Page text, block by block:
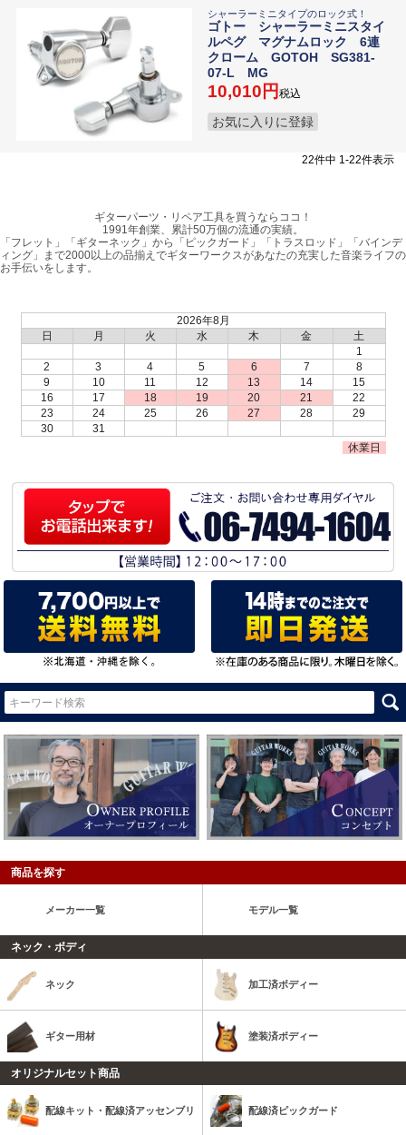
シャーラーミニタイプのロック式！
ゴトー シャーラーミニスタイ
ルペグ マグナムロック 6連
クローム GOTOH SG381-
07-L MG
10,010 税込
お気に入りに登録
22件中 1-22件表示
ギターパーツ・リペア工具を買うならココ！
1991年創業、累計50万個の流通の実績。
「フレット」「ギターネック」から「ピックガード」「トラスロッド」「バインデ
ィング」まで2000以上の品揃えでギターワークスがあなたの充実した音楽ライフの
お手伝いをします。
2026年8月
日
月 火 水 木 金
土
1
2
3 4 5 6 7
8
9
10 11 12 13 14
15
16
17 18 19 20 21
22
23
24 25 26 27 28
29
30
31
休業日
商品を探す
メーカー一覧 モデル一覧
ネック・ボディ
ネック 加工済ボディー
ギター用材 塗装済ボディー
オリジナルセット商品
配線キット・配線済アッセンブリ 配線済ピックガード